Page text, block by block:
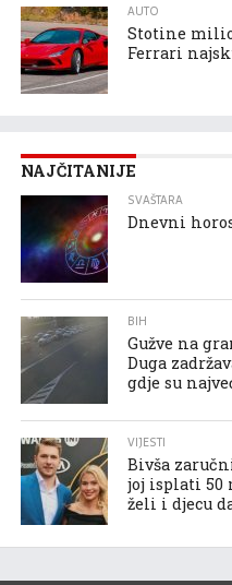
AUTO
Stotine
Ferrari
NAJČITANIJE
SVAŠTARA
Dnevni
BIH
Gužve na
Duga
gdje su
VIJESTI
Bivša
joj isplati 50
želi i djecu